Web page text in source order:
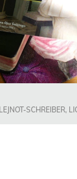
SCHREIBER,